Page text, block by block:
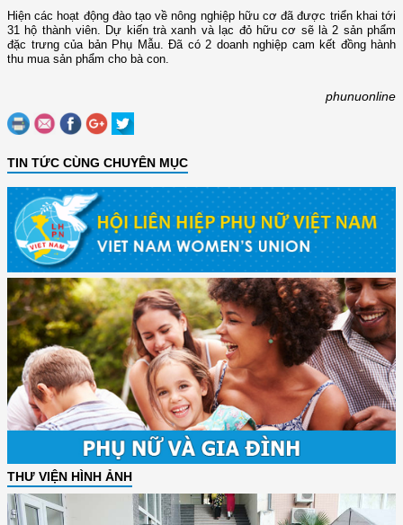
Hiện các hoạt động đào tạo về nông nghiệp hữu cơ đã được triển khai tới
31 hộ thành viên. Dự kiến trà xanh và lạc đỏ hữu cơ sẽ là 2 sản phẩm
đặc trưng của bản Phụ Mẫu. Đã có 2 doanh nghiệp cam kết đồng hành
thu mua sản phẩm cho bà con.
phunuonline
TIN TỨC CÙNG CHUYÊN MỤC
THƯ VIỆN HÌNH ẢNH